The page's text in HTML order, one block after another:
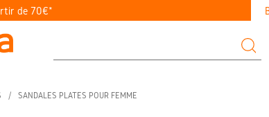
de 70€*
SANDALES PLATES POUR FEMME